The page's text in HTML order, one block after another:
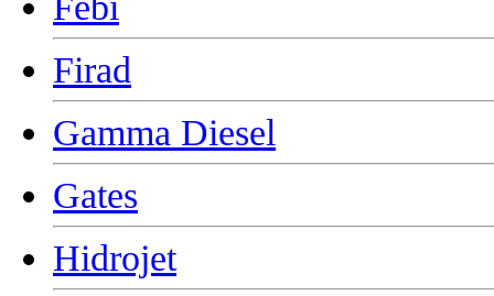
Firad
Gamma Diesel
Gates
Hidrojet